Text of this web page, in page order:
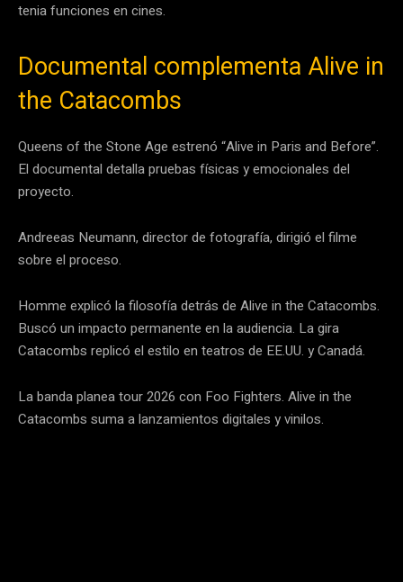
tenia funciones en cines.
Documental complementa Alive in
the Catacombs
Queens of the Stone Age estrenó “Alive in Paris and Before”.
El documental detalla pruebas físicas y emocionales del
proyecto.
Andreeas Neumann, director de fotografía, dirigió el filme
sobre el proceso.
Homme explicó la filosofía detrás de Alive in the Catacombs.
Buscó un impacto permanente en la audiencia. La gira
Catacombs replicó el estilo en teatros de EE.UU. y Canadá.
La banda planea tour 2026 con Foo Fighters. Alive in the
Catacombs suma a lanzamientos digitales y vinilos.